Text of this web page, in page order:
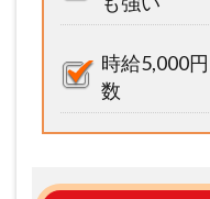
時給5,000
数